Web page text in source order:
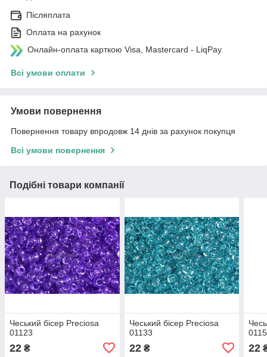
Післяплата
Оплата на рахунок
Онлайн-оплата карткою Visa, Mastercard - LiqPay
Всі умови оплати
Умови повернення
Повернення товару впродовж 14 днів за рахунок покупця
Всі умови повернення
Подібні товари компанії
Чеський бісер Preciosa
01123
22 ₴
Чеський бісер Preciosa
01133
22₴ 22